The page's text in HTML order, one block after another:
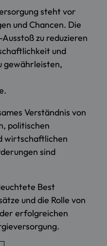
steht vor
und Chancen. Die
zu reduzieren
und
gewährleisten,
Verständnis von
politischen
wirtschaftlichen
sind
Best
und die Rolle von
erfolgreichen